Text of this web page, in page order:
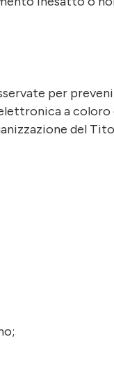
per
a coloro
del